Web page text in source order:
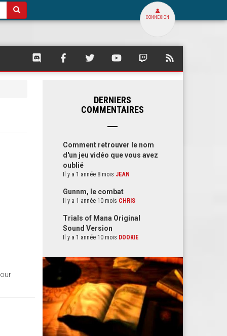
CONNEXION
SQUARE
SQUARE SQUARE SQUARE SQUARE
DERNIERS
COMMENTAIRES
Comment retrouver le nom
d'un jeu vidéo que vous avez
oublié
Il y a 1 année 8 mois JEAN
Gunnm, le combat
Il y a 1 année 10 mois CHRIS
Trials of Mana Original
Sound Version
Il y a 1 année 10 mois DOOKIE